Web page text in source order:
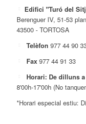
Edifici "Turó del
Berenguer IV, 51-53
43500 - TORTOSA
Telèfon 977 44 90
Fax 977 44 91 33
Horari: De dilluns
8'00h-17'00h (No
*Horari especial estiu: